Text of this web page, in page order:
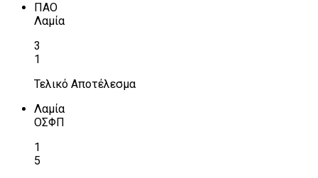
ΠΑΟ
Λαμία
3
1
Τελικό Αποτέλεσμα
Λαμία
ΟΣΦΠ
1
5